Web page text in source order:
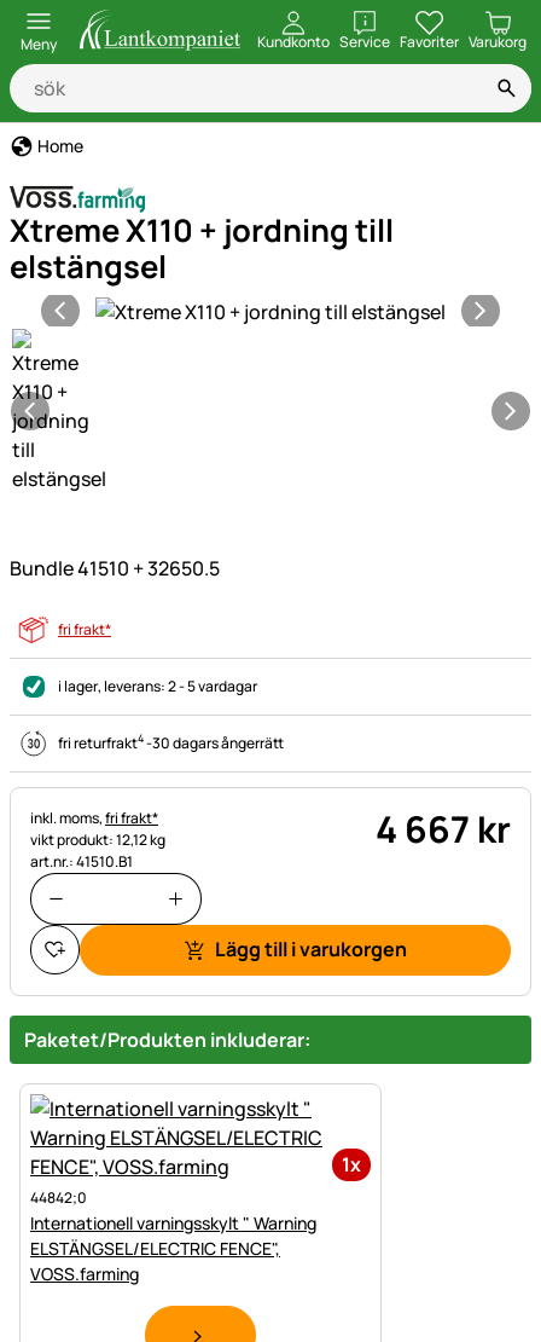
Meny Kundkonto ServiceöppnaFavoriter Varukorg
Home
Xtreme X110 + jordning till
elstängsel
Produktgaleri
Bundle 41510 + 32650.5
fri frakt*
i lager, leverans:2 - 5 vardagar
fri returfrakt4-30 dagars ångerrätt
Skatteinformation:
inkl. moms,fri frakt*
vikt produkt: 12,12 kg
art.nr.: 41510.B1
4 667 kr
Lägg till i varukorgen
Paketet/Produkten inkluderar:
1x
44842;0
Internationell varningsskylt " Warning
ELSTÄNGSEL/ELECTRIC FENCE",
VOSS.farming